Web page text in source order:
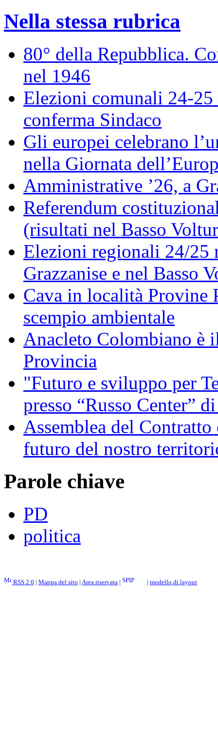
Nella stessa rubrica
80° della Repubblica.
nel 1946
Elezioni comunali 24-
conferma Sindaco
Gli europei celebrano
nella Giornata
Amministrative ’26, a
Referendum
(risultati nel Basso
Elezioni regionali 24/
Grazzanise e nel Basso
Cava in località Provine
scempio ambientale
Anacleto Colombiano è
Provincia
"Futuro e sviluppo per
presso “Russo Center”
Assemblea del
futuro del nostro
Parole chiave
PD
politica
RSS 2.0 | Mappa del sito | Area riservata | | modello di layout